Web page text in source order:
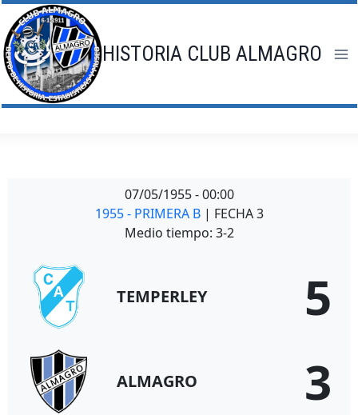
Saltar
al
contenido
HISTORIA CLUB ALMAGRO
07/05/1955 - 00:00
1955 - PRIMERA B | FECHA 3
Medio tiempo: 3-2
TEMPERLEY 5
ALMAGRO 3